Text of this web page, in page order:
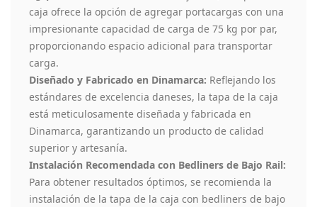
caja ofrece la opción de agregar portacargas con una
impresionante capacidad de carga de 75 kg por par,
proporcionando espacio adicional para transportar
carga.
Diseñado y Fabricado en Dinamarca: Reflejando los
estándares de excelencia daneses, la tapa de la caja
está meticulosamente diseñada y fabricada en
Dinamarca, garantizando un producto de calidad
superior y artesanía.
Instalación Recomendada con Bedliners de Bajo Rail:
Para obtener resultados óptimos, se recomienda la
instalación de la tapa de la caja con bedliners de bajo